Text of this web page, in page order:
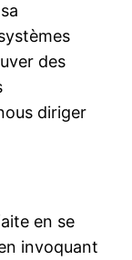
des
diriger
en se
invoquant